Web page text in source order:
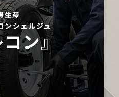
生産
ンシェルジュ
ン』